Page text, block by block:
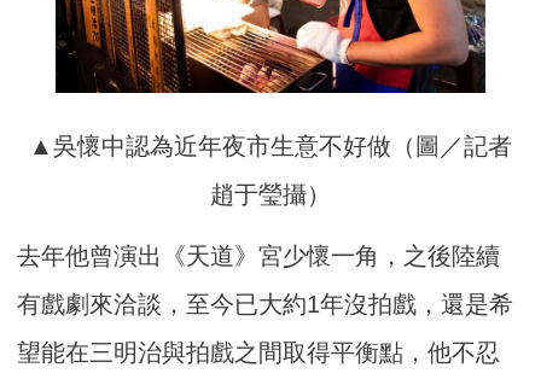
▲吳懷中認為近年夜市生意不好做（圖／記者
趙于瑩攝）
去年他曾演出《天道》宮少懷一角，之後陸續
有戲劇來洽談，至今已大約1年沒拍戲，還是希
望能在三明治與拍戲之間取得平衡點，他不忍